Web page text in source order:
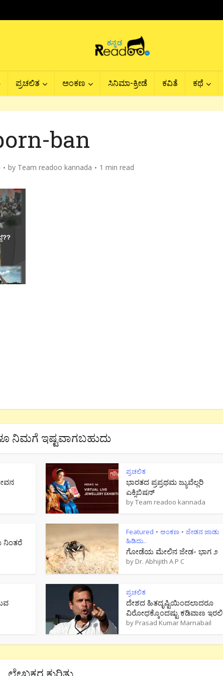
ಪ್ರಚಲಿತ ಅಂಕಣ ಸಿನಿಮಾ-ಕ್ರೀಡೆ ಕವಿತೆ ಕಥೆ
ban
by Team readoo kannada 1 min read
ನಿಮಗೆ ಇಷ್ಟವಾಗಬಹುದು
ಪ್ರಚಲಿತ
ಭಾರತದ ಪ್ರಪ್ರಥಮ ಜ್ಯುವೆಲ್ಲರಿ
ಎಕ್ಸಿಬಿಷನ್
byTeam readoo kannada
ನಿಂತರೆ
Featured • ಅಂಕಣ • ಜೇಡನ ಜಾಡು
ಹಿಡಿದು..
ಗೋಡೆಯ ಮೇಲಿನ ಜೇಡ- ಭಾಗ ೨
by Dr. Abhijith A P C
ಪ್ರಚಲಿತ
ದೇಶದ ಹಿತದೃಷ್ಟಿಯಿಂದಲಾದರೂ
ವಿರೋಧಕ್ಕೊಂದಷ್ಟು ಕಡಿವಾಣ ಇರಲಿ
by Prasad Kumar Marnabail